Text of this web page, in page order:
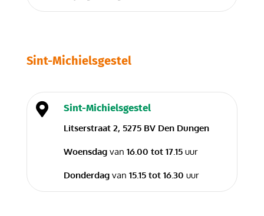
Sint-Michielsgestel
 Sint-Michielsgestel
Litserstraat 2, 5275 BV Den Dungen
Woensdagvan 16.00 tot 17.15uur
Donderdag van 15.15 tot 16.30 uur